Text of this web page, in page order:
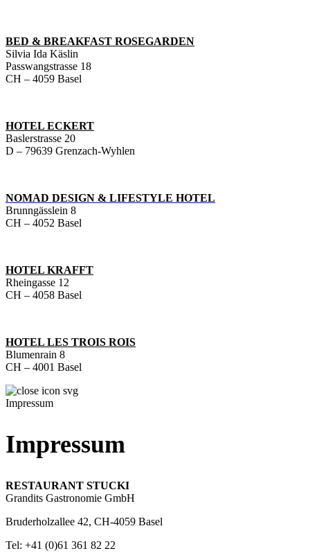
BED & BREAKFAST ROSEGARDEN
Silvia Ida Käslin
Passwangstrasse 18
CH – 4059 Basel
HOTEL ECKERT
Baslerstrasse 20
D – 79639 Grenzach-Wyhlen
NOMAD DESIGN & LIFESTYLE HOTEL
Brunngässlein 8
CH – 4052 Basel
HOTEL KRAFFT
Rheingasse 12
CH – 4058 Basel
HOTEL LES TROIS ROIS
Blumenrain 8
CH – 4001 Basel
Impressum
Impressum
RESTAURANT STUCKI
Grandits Gastronomie GmbH
Bruderholzallee 42, CH-4059 Basel
Tel: +41 (0)61 361 82 22